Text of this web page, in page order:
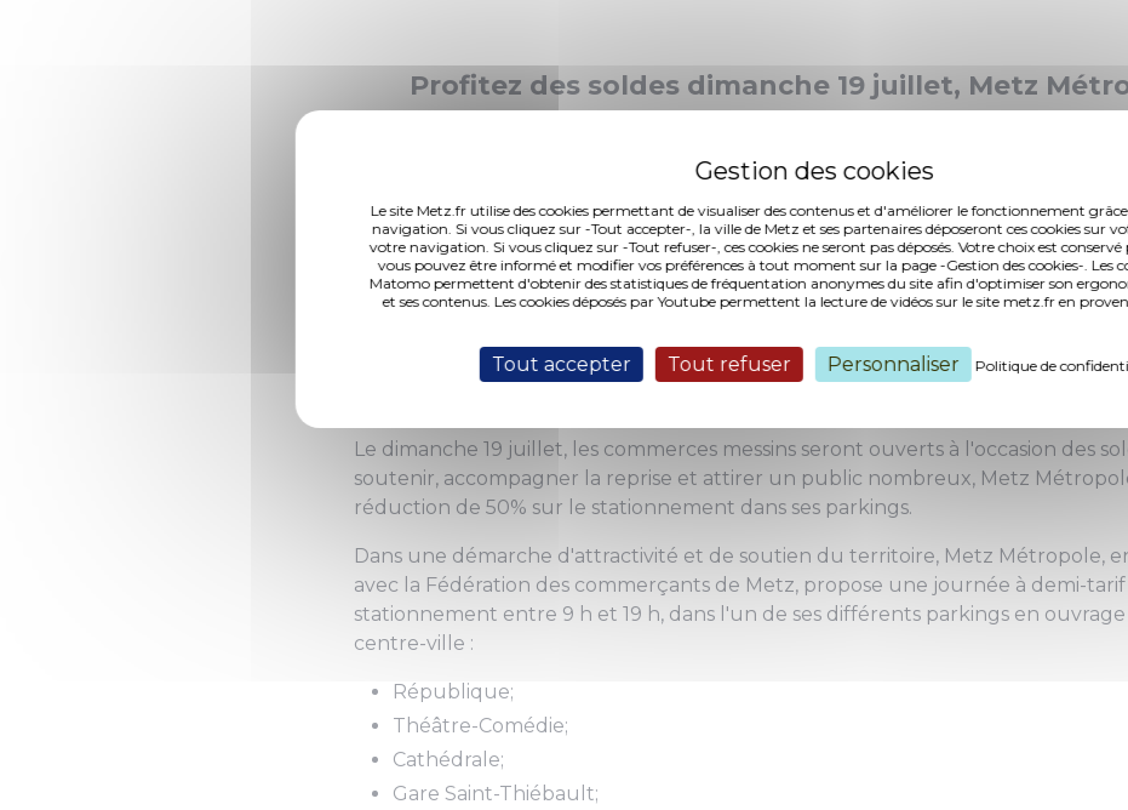
Le site Metz.fr utilise des cookies permettant de visualiser des contenus et d'améliorer le fonctionnement
navigation. Si vous cliquez sur -Tout accepter-, la ville de Metz et ses partenaires déposeront ces cookies sur
votre navigation. Si vous cliquez sur -Tout refuser-, ces cookies ne seront pas déposés. Votre choix est
vous pouvez être informé et modifier vos préférences à tout moment sur la page -Gestion des cookies-. Les
Matomo permettent d'obtenir des statistiques de fréquentation anonymes du site afin d'optimiser son
et ses contenus. Les cookies déposés par Youtube permettent la lecture de vidéos sur le site metz.fr en
Tout accepter Tout refuser Personnaliser Politique de
Profitez des soldes dimanche 19 juillet, Metz
parkings. L'occasion de faire du shopping au
Metz et d'utiliser vos bons d'achats offerts dans
dispositif "Metz Rebond d’Achat".
Une réduction de 50 % sur les parkings de
Le dimanche 19 juillet, les commerces messins seront ouverts à l'occasion des
soutenir, accompagner la reprise et attirer un public nombreux, Metz
réduction de 50% sur le stationnement dans ses parkings.
Dans une démarche d'attractivité et de soutien du territoire, Metz Métropole,
avec la Fédération des commerçants de Metz, propose une journée à demi-
stationnement entre 9 h et 19 h, dans l'un de ses différents parkings en
centre-ville :
République;
Théâtre-Comédie;
Cathédrale;
Gare Saint-Thiébault;